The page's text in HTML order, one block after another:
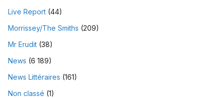
Live Report (44)
Morrissey/The Smiths (209)
Mr Erudit (38)
News (6 189)
News Littéraires (161)
Non classé (1)